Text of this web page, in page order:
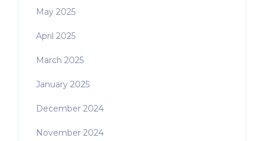
May 2025
April 2025
March 2025
January 2025
December 2024
November 2024